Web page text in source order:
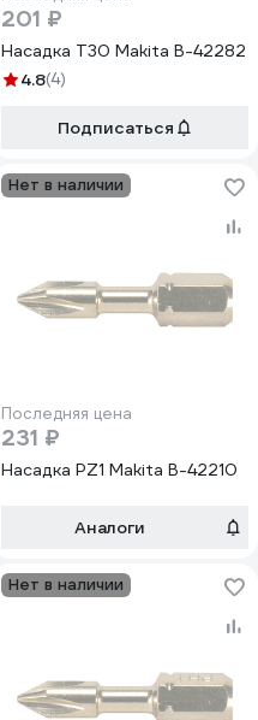
201 ₽
Насадка T30 Makita B-42282
4.8(4)
Подписаться
Нет в наличии
Последняя цена
231 ₽
Насадка PZ1 Makita B-42210
Аналоги
Нет в наличии